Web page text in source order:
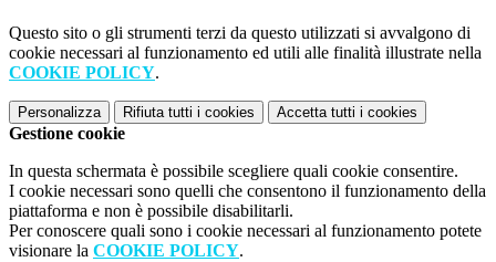
Questo sito o gli strumenti terzi da questo utilizzati si avvalgono di
cookie necessari al funzionamento ed utili alle finalità illustrate nella
COOKIE POLICY.
Personalizza Rifiuta tutti i cookies Accetta tutti i cookies
Gestione cookie
In questa schermata è possibile scegliere quali cookie consentire.
I cookie necessari sono quelli che consentono il funzionamento della
piattaforma e non è possibile disabilitarli.
Per conoscere quali sono i cookie necessari al funzionamento potete
visionare la COOKIE POLICY.